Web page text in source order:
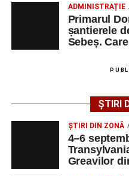
Urmărește-
Ultimele știri din
Femeie de 66 de
strada Dorobanți
Accident pe strada
de 66 de ani rănită
motocicletă
4–6 septembrie
ADMINISTRAȚIE
Primarul
șantierele
Sebeș.
ȘTIRI
ȘTIRI DIN ZONĂ
4–6
Greavilor